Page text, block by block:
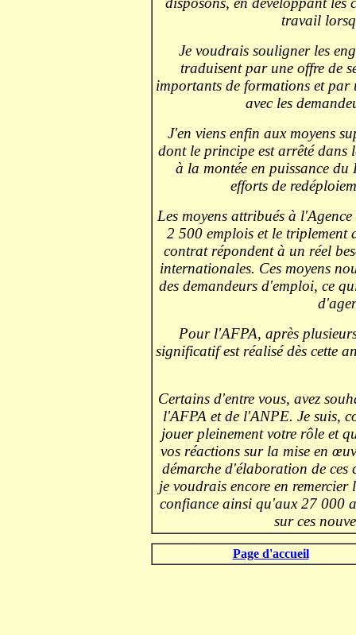
travail
Je voudrais souligner les
traduisent par une offre de
importants de formations et par
avec les
J'en viens enfin aux moyens
dont le principe est arrêté dans
à la montée en puissance
efforts de
Les moyens attribués à
2 500 emplois et le
contrat répondent à un réel
internationales. Ces moyens
des demandeurs d'emploi, ce
Pour l'AFPA, après
significatif est réalisé dès cette
Certains d'entre vous, avez
l'AFPA et de l'ANPE. Je suis,
jouer pleinement votre rôle et
vos réactions sur la mise en
démarche d'élaboration de ces
je voudrais encore en
confiance ainsi qu'aux 27 000
sur ces
Page d'accueil